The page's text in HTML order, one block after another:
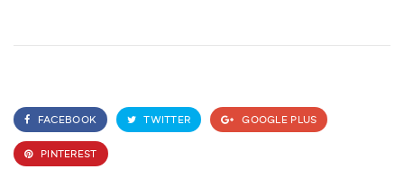
FACEBOOK TWITTER GOOGLE PLUS
PINTEREST